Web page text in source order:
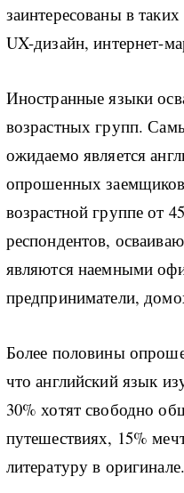
заинтересованы в
UX-дизайн, интернет-
Иностранные языки
возрастных групп.
ожидаемо является
опрошенных
возрастной группе от
респондентов,
являются наемными
предприниматели,
Более половины
что английский язык
30% хотят свободно
путешествиях, 15%
литературу в оригинале.